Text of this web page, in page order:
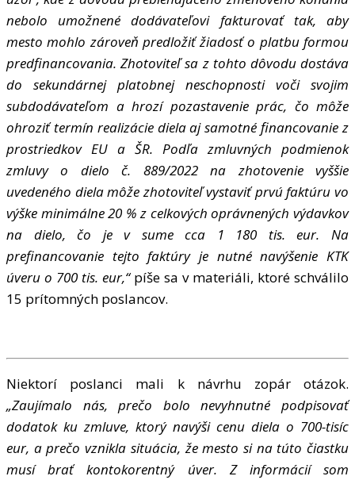
nebolo umožnené dodávateľovi fakturovať tak, aby
mesto mohlo zároveň predložiť žiadosť o platbu formou
predfinancovania. Zhotoviteľ sa z tohto dôvodu dostáva
do sekundárnej platobnej neschopnosti voči svojim
subdodávateľom a hrozí pozastavenie prác, čo môže
ohroziť termín realizácie diela aj samotné financovanie z
prostriedkov EU a ŠR. Podľa zmluvných podmienok
zmluvy o dielo č. 889/2022 na zhotovenie vyššie
uvedeného diela môže zhotoviteľ vystaviť prvú faktúru vo
výške minimálne 20 % z celkových oprávnených výdavkov
na dielo, čo je v sume cca 1 180 tis. eur. Na
prefinancovanie tejto faktúry je nutné navýšenie KTK
úveru o 700 tis. eur,“píše sa v materiáli, ktoré schválilo
15 prítomných poslancov.
Niektorí poslanci mali k návrhu zopár otázok.
„Zaujímalo nás, prečo bolo nevyhnutné podpisovať
dodatok ku zmluve, ktorý navýši cenu diela o 700-tisíc
eur, a prečo vznikla situácia, že mesto si na túto čiastku
musí brať kontokorentný úver. Z informácií som